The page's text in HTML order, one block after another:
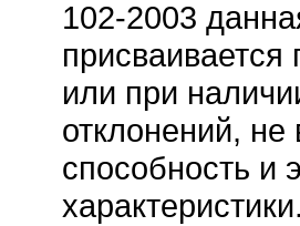
102-2003
присваивается
или при
отклонений,
способность и